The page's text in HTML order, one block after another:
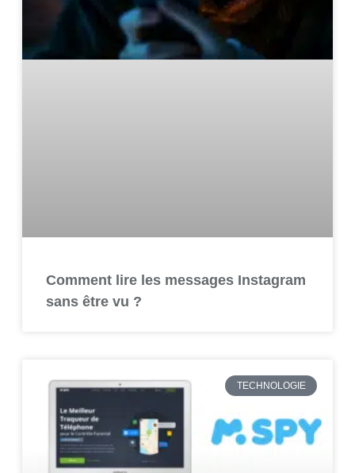
Comment lire les messages Instagram
sans être vu ?
TECHNOLOGIE